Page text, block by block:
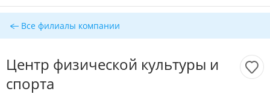
Все филиалы компании
Центр физической культуры и
спорта